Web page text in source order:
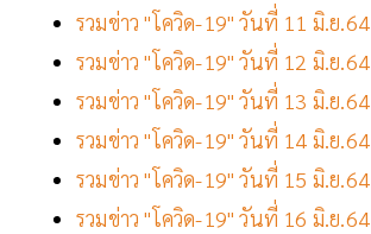
รวมข่าว "โควิด-19" วันที่ 11 มิ.ย.64
รวมข่าว "โควิด-19" วันที่ 12 มิ.ย.64
รวมข่าว "โควิด-19" วันที่ 13 มิ.ย.64
รวมข่าว "โควิด-19" วันที่ 14 มิ.ย.64
รวมข่าว "โควิด-19" วันที่ 15 มิ.ย.64
รวมข่าว "โควิด-19" วันที่ 16 มิ.ย.64